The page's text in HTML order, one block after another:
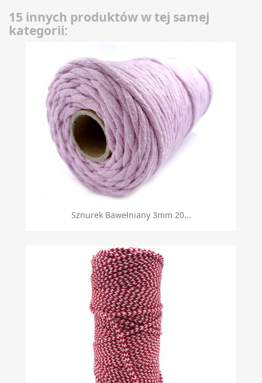
15 innych produktów w tej samej
kategorii:
Sznurek Bawełniany 3mm 20...